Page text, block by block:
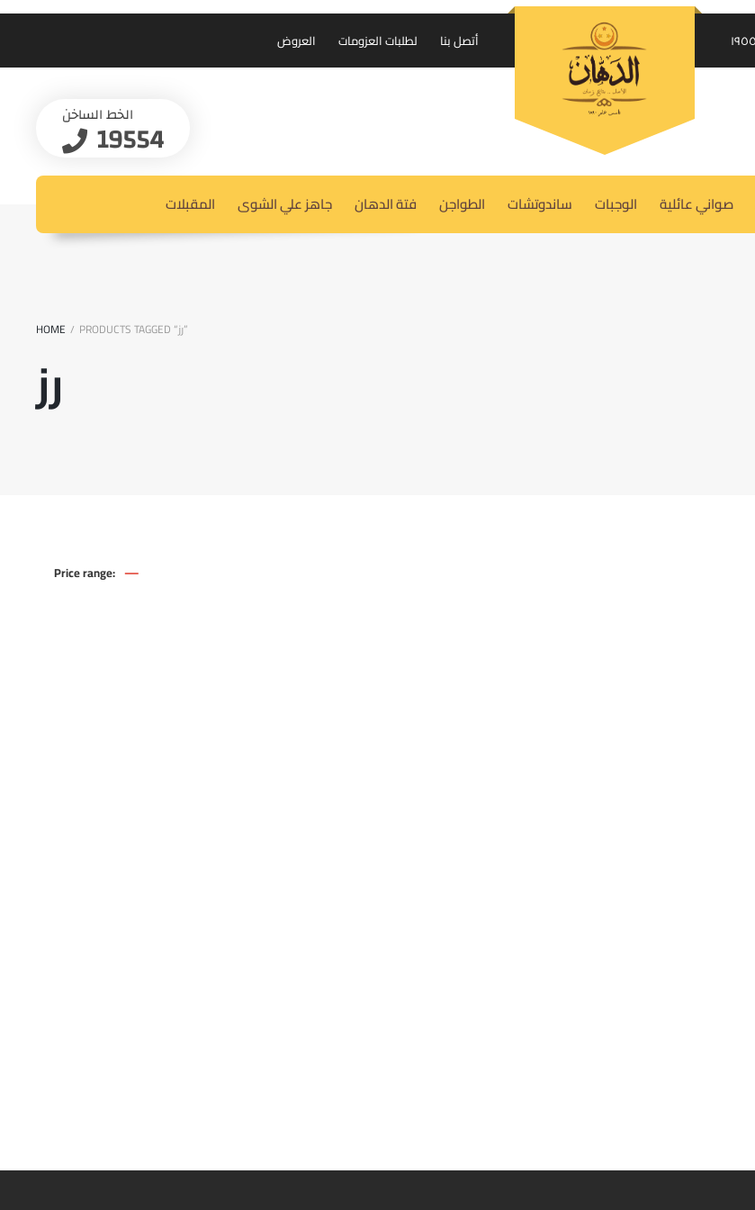
العروض لطلبات العزومات أتصل بنا
الخط الساخن
19554
إرسال الكود على واتساب
USERNAME OR EMAIL ADDRESS*
PASSWORD* REQUIRED المقبلات جاهز علي الشوى فتة الدهان الطواجن ساندوتشات الوجبات صواني عائلية
HOME / PRODUCTS TAGGED “رز”
رز
Price range: —